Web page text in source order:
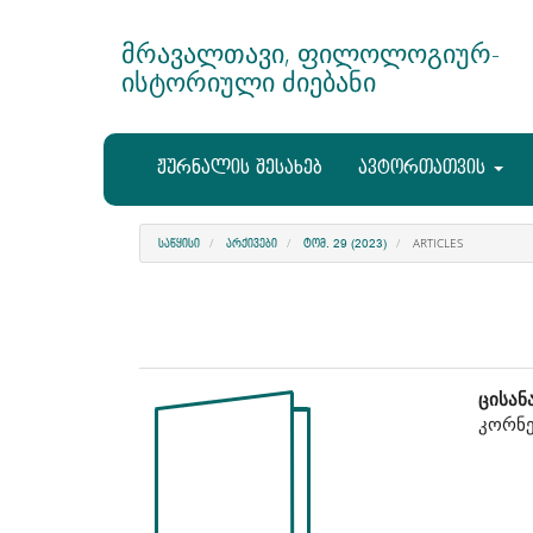
Navigationმრავალთავი, ფილოლოგიურ-
ისტორიული ძიებანი
ჟურნალის შესახებ ავტორთათვის
ᲡᲐᲬᲧᲘᲡᲘ ᲐᲠᲥᲘᲕᲔᲑᲘ ᲢᲝᲛ. 29 (2023) ARTICLES
Article